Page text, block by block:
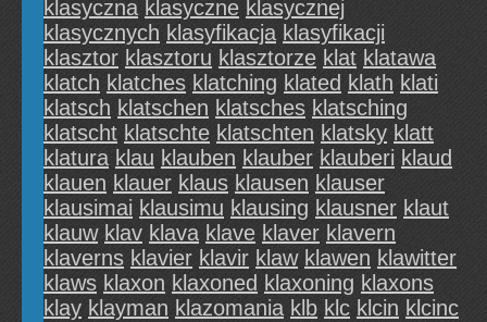
klasyczna klasyczne klasycznej
klasycznych klasyfikacja klasyfikacji
klasztor klasztoru klasztorze klat klatawa
klatch klatches klatching klated klath klati
klatsch klatschen klatsches klatsching
klatscht klatschte klatschten klatsky klatt
klatura klau klauben klauber klauberi klaud
klauen klauer klaus klausen klauser
klausimai klausimu klausing klausner klaut
klauw klav klava klave klaver klavern
klaverns klavier klavir klaw klawen klawitter
klaws klaxon klaxoned klaxoning klaxons
klay klayman klazomania klb klc klcin klcinc